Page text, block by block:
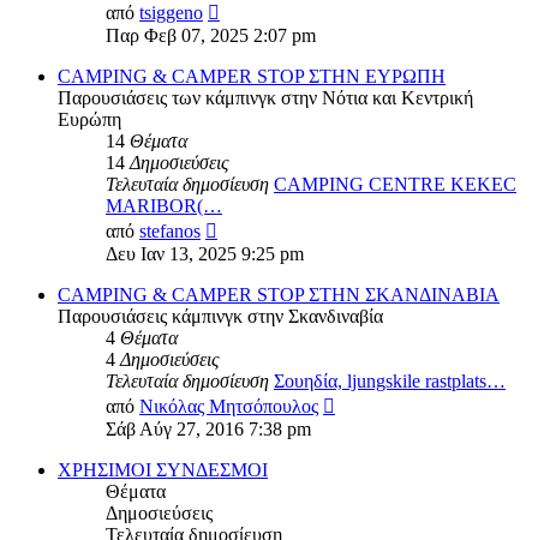
από tsiggeno
της
τελευταίας
δημοσίευσης
Παρ Φεβ 07, 2025 2:07 pm
CAMPING & CAMPER STOP ΣΤΗΝ ΕΥΡΩΠΗ
Παρουσιάσεις των κάμπινγκ στην Νότια και Κεντρική
Ευρώπη
14 Θέματα
14Δημοσιεύσεις
Τελευταία δημοσίευση CAMPING CENTRE KEKEC
MARIBOR(…
από stefanos
της
τελευταίας
δημοσίευσης
Δευ Ιαν 13, 2025 9:25 pm
CAMPING & CAMPER STOP ΣΤΗΝ ΣΚΑΝΔΙΝΑΒΙΑ
Παρουσιάσεις κάμπινγκ στην Σκανδιναβία
4 Θέματα
4Δημοσιεύσεις
Τελευταία δημοσίευση Σουηδία, ljungskile rastplats…
από Νικόλας Μητσόπουλος
Σάβ Αύγ 27, 2016 7:38 pm
ΧΡΗΣΙΜΟΙ ΣΥΝΔΕΣΜΟΙ
Θέματα
Δημοσιεύσεις
Τελευταία δημοσίευση